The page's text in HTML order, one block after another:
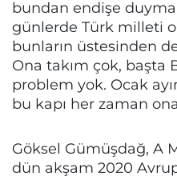
bundan endişe
günlerde Türk milleti
bunların üstesinden
Ona takım çok, başta
problem yok. Ocak
bu kapı her zaman
Göksel Gümüşdağ, A
dün akşam 2020